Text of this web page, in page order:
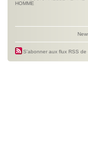
HOMME
S'abonner aux flux RSS de